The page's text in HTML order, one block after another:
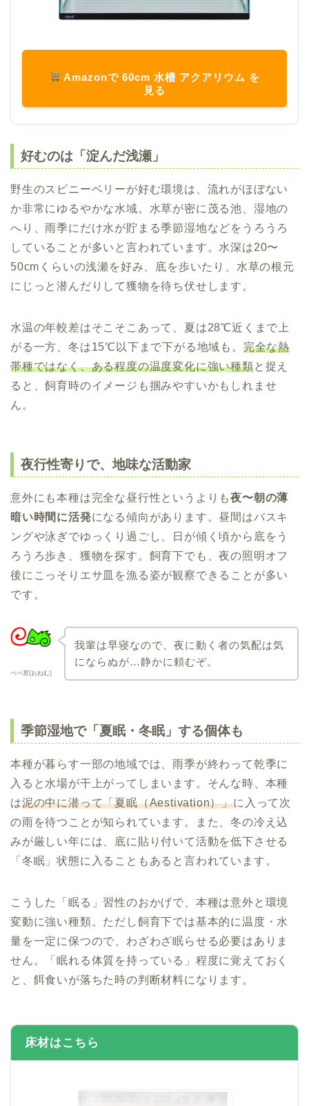
Amazonで 60cm 水槽 アクアリウム を
見る
好むのは「淀んだ浅瀬」
野生のスピニーベリーが好む環境は、流れがほぼない
か非常にゆるやかな水域。水草が密に茂る池、湿地の
へり、雨季にだけ水が貯まる季節湿地などをうろうろ
していることが多いと言われています。水深は20〜
50cmくらいの浅瀬を好み、底を歩いたり、水草の根元
にじっと潜んだりして獲物を待ち伏せします。
水温の年較差はそこそこあって、夏は28℃近くまで上
がる一方、冬は15℃以下まで下がる地域も。 完全な熱
帯種ではなく、ある程度の温度変化に強い種類と捉え
ると、飼育時のイメージも掴みやすいかもしれませ
ん。
夜行性寄りで、地味な活動家
意外にも本種は完全な昼行性というよりも夜〜朝の薄
暗い時間に活発になる傾向があります。昼間はバスキ
ングや泳ぎでゆっくり過ごし、日が傾く頃から底をう
ろうろ歩き、獲物を探す。飼育下でも、夜の照明オフ
後にこっそりエサ皿を漁る姿が観察できることが多い
です。
ぺぺ君(おねむ)
我輩は早寝なので、夜に動く者の気配は気
にならぬが…静かに頼むぞ。
季節湿地で「夏眠・冬眠」する個体も
本種が暮らす一部の地域では、雨季が終わって乾季に
入ると水場が干上がってしまいます。そんな時、本種
は泥の中に潜って「夏眠（Aestivation）」に入って次
の雨を待つことが知られています。また、冬の冷え込
みが厳しい年には、底に貼り付いて活動を低下させる
「冬眠」状態に入ることもあると言われています。
こうした「眠る」習性のおかげで、本種は意外と環境
変動に強い種類。ただし飼育下では基本的に温度・水
量を一定に保つので、わざわざ眠らせる必要はありま
せん。「眠れる体質を持っている」程度に覚えておく
と、餌食いが落ちた時の判断材料になります。
床材はこちら